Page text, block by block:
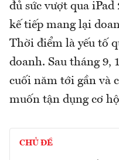
đủ sức vượt qua
kế tiếp mang lại
Thời điểm là yếu tố
doanh. Sau tháng 9,
cuối năm tới gần và
muốn tận dụng cơ
CHỦ ĐỀ